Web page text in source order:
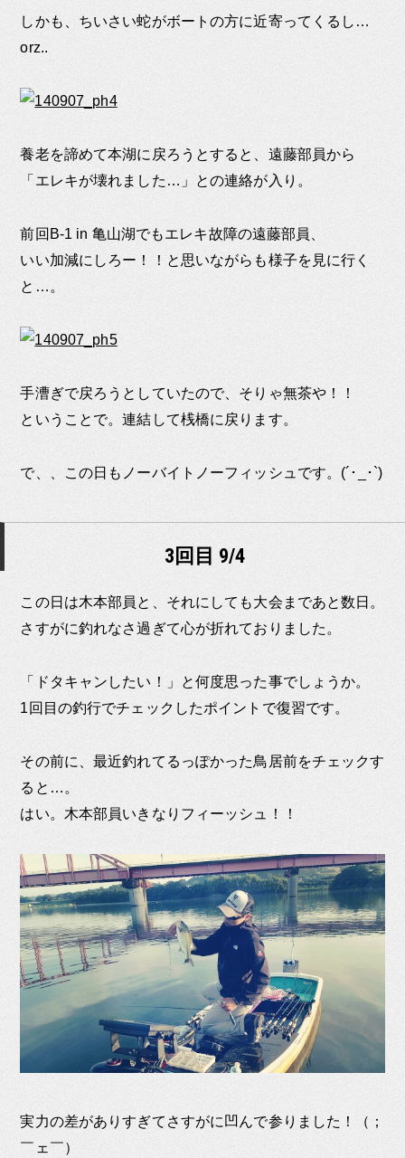
しかも、ちいさい蛇がボートの方に近寄ってくるし…
orz..
養老を諦めて本湖に戻ろうとすると、遠藤部員から
「エレキが壊れました…」との連絡が入り。
前回B-1 in 亀山湖でもエレキ故障の遠藤部員、
いい加減にしろー！！と思いながらも様子を見に行く
と…。
手漕ぎで戻ろうとしていたので、そりゃ無茶や！！
ということで。連結して桟橋に戻ります。
で、、この日もノーバイトノーフィッシュです。(´･_･`)
3回目 9/4
この日は木本部員と、それにしても大会まであと数日。
さすがに釣れなさ過ぎて心が折れておりました。
「ドタキャンしたい！」と何度思った事でしょうか。
1回目の釣行でチェックしたポイントで復習です。
その前に、最近釣れてるっぽかった鳥居前をチェックす
ると…。
はい。木本部員いきなりフィーッシュ！！
実力の差がありすぎてさすがに凹んで参りました！（；
￣ェ￣）